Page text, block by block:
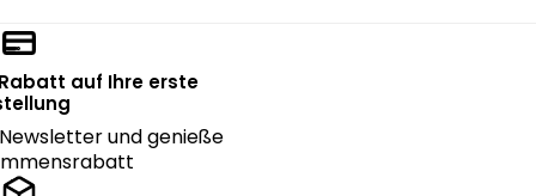
auf Ihre erste
und genieße